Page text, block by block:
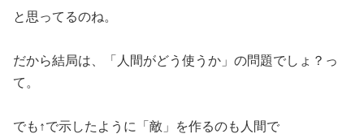
と思ってるのね。
だから結局は、「人間がどう使うか」の問題でしょ？っ
て。
でも↑で示したように「敵」を作るのも人間で